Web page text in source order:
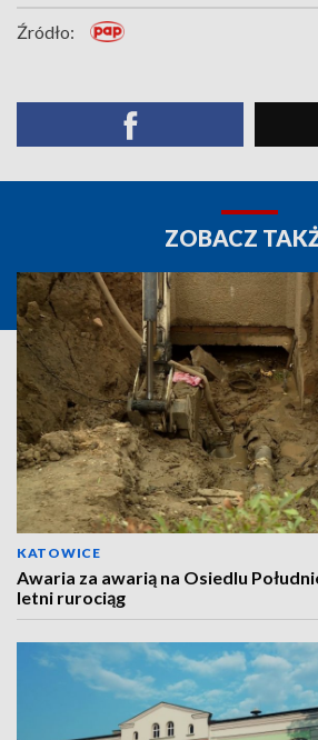
Źródło:
ZOBACZ
KATOWICE
Awaria za awarią na Osiedlu
letni rurociąg